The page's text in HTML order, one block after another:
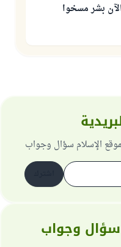
بشر مسخوا
الإسلام سؤال وجواب
سؤال وجواب